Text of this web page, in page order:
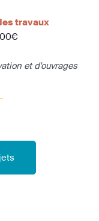
travaux
et d'ouvrages